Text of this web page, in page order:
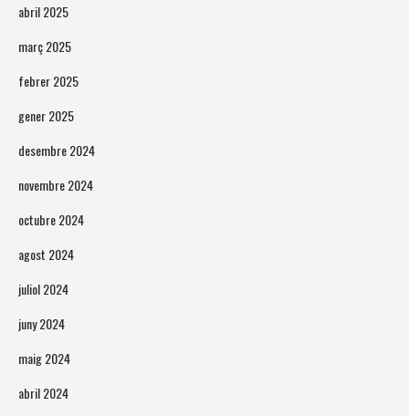
abril 2025
març 2025
febrer 2025
gener 2025
desembre 2024
novembre 2024
octubre 2024
agost 2024
juliol 2024
juny 2024
maig 2024
abril 2024